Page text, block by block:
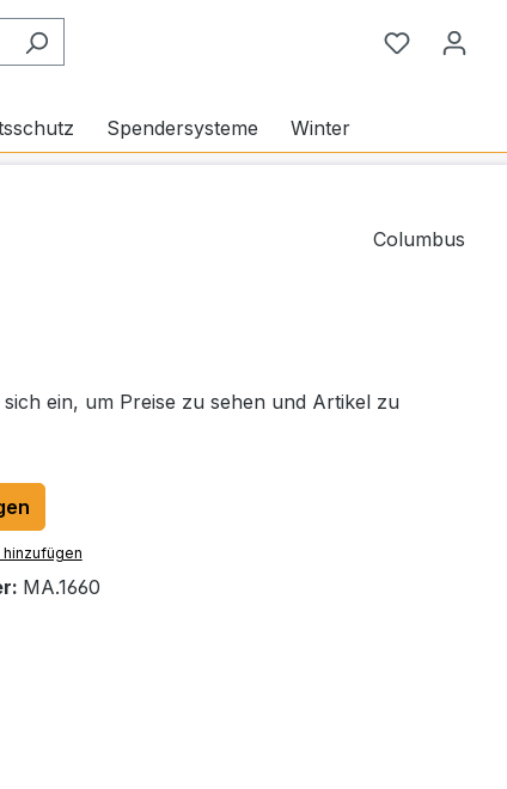
Du hast 0
Spendersysteme Winter
Columbus
sich ein, um Preise zu sehen und Artikel zu
MA.1660